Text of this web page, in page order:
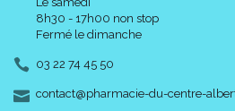
8h30 - 17h00 non stop
Fermé le dimanche
03 22 74 45 50
contact-
@-
pharmacie-du-centre-